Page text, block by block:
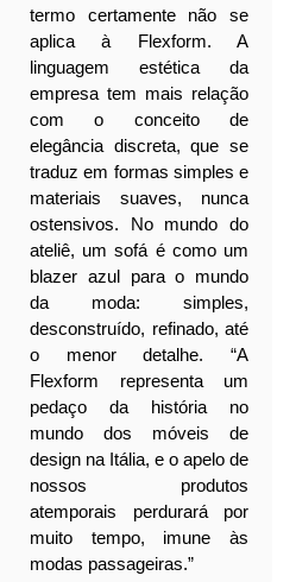
termo certamente não se
aplica à Flexform. A
linguagem estética da
empresa tem mais relação
com o conceito de
elegância discreta, que se
traduz em formas simples e
materiais suaves, nunca
ostensivos. No mundo do
ateliê, um sofá é como um
blazer azul para o mundo
da moda: simples,
desconstruído, refinado, até
o menor detalhe.
“A
Flexform representa um
pedaço da história no
mundo dos móveis de
design na Itália, e o apelo de
nossos produtos
atemporais perdurará por
muito tempo, imune às
modas passageiras.”